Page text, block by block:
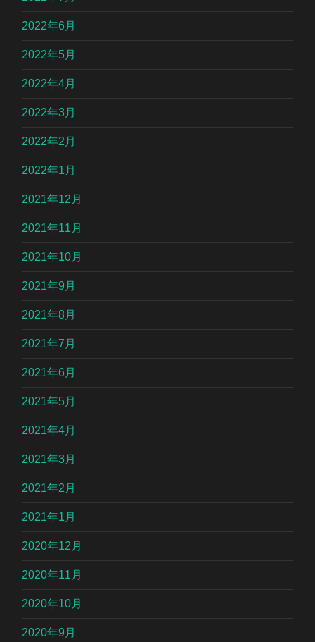
2022年6月
2022年5月
2022年4月
2022年3月
2022年2月
2022年1月
2021年12月
2021年11月
2021年10月
2021年9月
2021年8月
2021年7月
2021年6月
2021年5月
2021年4月
2021年3月
2021年2月
2021年1月
2020年12月
2020年11月
2020年10月
2020年9月